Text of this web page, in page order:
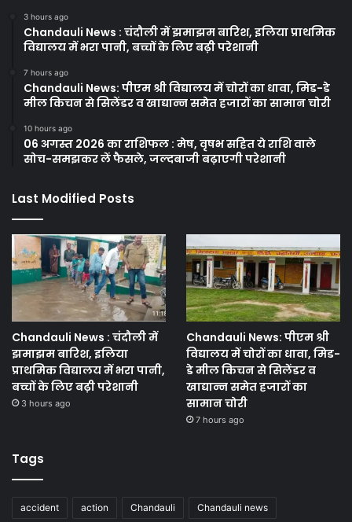
3 hours ago
Chandauli News : चंदौली में झमाझम बारिश, इलिया प्राथमिक
विद्यालय में भरा पानी, बच्चों के लिए बढ़ी परेशानी
7 hours ago
Chandauli News: पीएम श्री विद्यालय में चोरों का धावा, मिड-डे
मील किचन से सिलेंडर व खाद्यान्न समेत हजारों का सामान चोरी
10 hours ago
06 अगस्त 2026 का राशिफल : मेष, वृषभ सहित ये राशि वाले
सोच-समझकर लें फैसले, जल्दबाजी बढ़ाएगी परेशानी
Last Modified Posts
Chandauli News : चंदौली में
झमाझम बारिश, इलिया
प्राथमिक विद्यालय में भरा पानी,
बच्चों के लिए बढ़ी परेशानी
3 hours ago
Chandauli News: पीएम श्री
विद्यालय में चोरों का धावा, मिड-
डे मील किचन से सिलेंडर व
खाद्यान्न समेत हजारों का
सामान चोरी
7 hours ago
Tags
accident action Chandauli Chandauli news